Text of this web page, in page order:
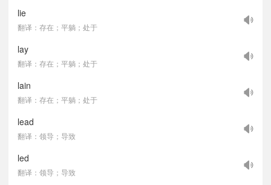
lie
翻译：存在；平躺；处于
lay
翻译：存在；平躺；处于
lain
翻译：存在；平躺；处于
lead
翻译：领导；导致
led
翻译：领导；导致